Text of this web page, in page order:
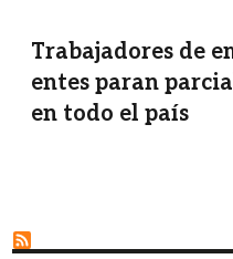
Trabajadores de
entes paran
en todo el país